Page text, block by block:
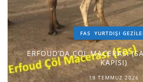
FAS YURTDIŞI
ERFOUD’DA ÇÖL MACERASI
KAPISI)
19 TEMMUZ 2026